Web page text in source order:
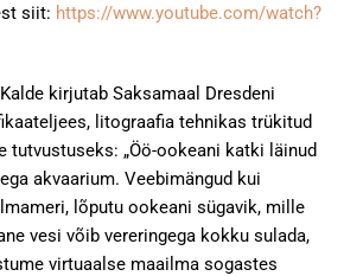
siit: https://www.youtube.com/watch?
kirjutab Saksamaal Dresdeni
litograafia tehnikas trükitud
tutvustuseks: „Öö-ookeani katki läinud
akvaarium. Veebimängud kui
lõputu ookeani sügavik, mille
vesi võib vereringega kokku sulada,
virtuaalse maailma sogastes